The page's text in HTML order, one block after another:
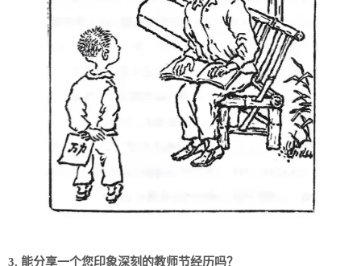
3. 能分享一个您印象深刻的教师节经历吗？